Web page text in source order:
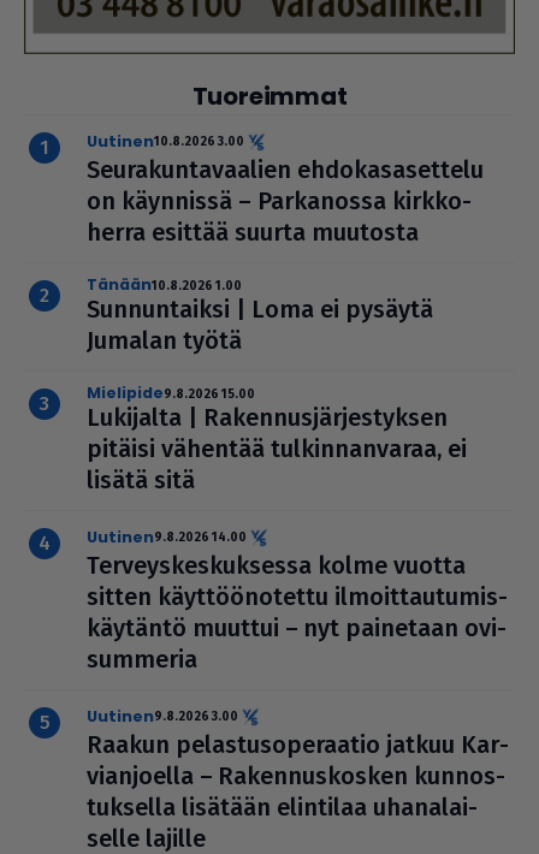
Tuoreimmat
uutinen10.8.2026 3.00
Seu­ra­kun­ta­vaa­lien ehdo­ka­sa­set­telu
on käynnissä – Par­ka­nossa kirk­ko­
herra esittää suurta muutosta
Tänään10.8.2026 1.00
Sun­nun­taiksi | Loma ei pysäytä
Jumalan työtä
mielipide9.8.2026 15.00
Lukijalta | Raken­nus­jär­jes­tyk­sen
pitäisi vähentää tul­kin­nan­va­raa, ei
lisätä sitä
uutinen9.8.2026 14.00
Ter­veys­kes­kuk­sessa kolme vuotta
sitten käyt­töö­no­tettu ilmoit­tau­tu­mis­
käy­täntö muuttui – nyt painetaan ovi­
sum­me­ria
uutinen9.8.2026 3.00
Raakun pelas­tu­so­pe­raa­tio jatkuu Kar­
vi­an­jo­ella – Raken­nus­kos­ken kun­nos­
tuk­sella lisätään elintilaa uha­na­lai­
selle lajille